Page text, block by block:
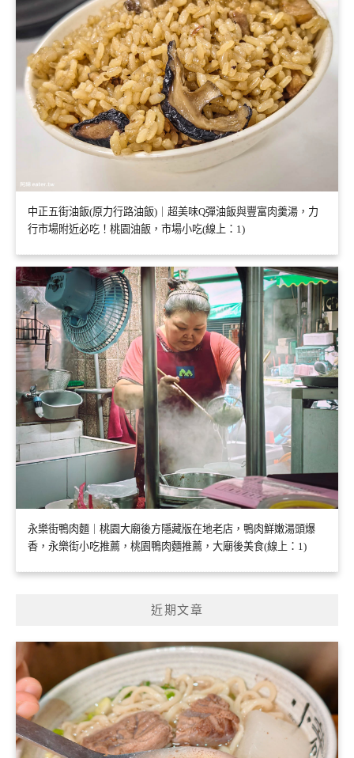
中正五街油飯(原力行路油飯)｜超美味Q彈油飯與豐富肉羹湯，力
行市場附近必吃！桃園油飯，市場小吃(線上：1)
永樂街鴨肉麵｜桃園大廟後方隱藏版在地老店，鴨肉鮮嫩湯頭爆
香，永樂街小吃推薦，桃園鴨肉麵推薦，大廟後美食(線上：1)
近期文章